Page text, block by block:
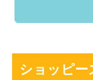
ショッピー